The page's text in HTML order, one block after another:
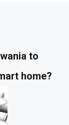
to
home?